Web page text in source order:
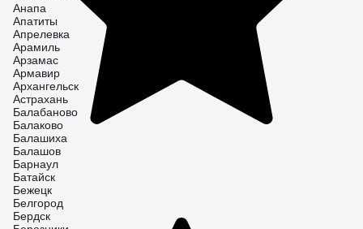
Анапа
Апатиты
Апрелевка
Арамиль
Арзамас
Армавир
Архангельск
Астрахань
Балабаново
Балаково
Балашиха
Балашов
Барнаул
Батайск
Бежецк
Белгород
Бердск